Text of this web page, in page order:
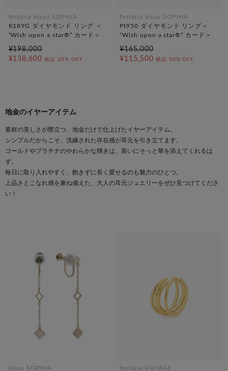
festaria bijou SOPHIA
K18YG ダイヤモンド リング ＜
“Wish upon a star®” カード＞
¥198,000
¥138,600 税込 30% OFF
festaria bijou SOPHIA
Pt950 ダイヤモンド リング＜
“Wish upon a star®” カード＞
¥165,000
¥115,500 税込 30% OFF
地金のイヤーアイテム
素材の美しさが際立つ、地金だけで仕上げたイヤーアイテム。
シンプルだからこそ、洗練された存在感が耳元を引き立てます。
ゴールドやプラチナのやわらかな輝きは、装いにそっと華を添えてくれるは
ず。
毎日に取り入れやすく、飽きずに長く愛せるのも魅力のひとつ。
上品さとこなれ感を兼ね備えた、大人の耳元ジュエリーをぜひ見つけてくださ
い！
bijou SOPHIA
festaria VOYAGE